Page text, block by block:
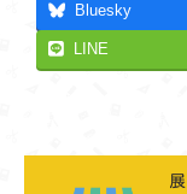
Bluesky
LINE